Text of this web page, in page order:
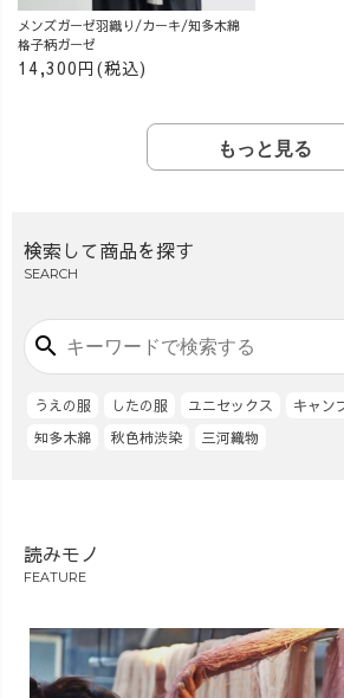
メンズガーゼ羽織り/カーキ/知多木綿
格子柄ガーゼ
14,300円(税込)
もっと見る
検索して商品を探す
SEARCH
search
うえの服 したの服 ユニセックス
キャン
知多木綿
秋色柿渋染 三河織物
読みモノ
FEATURE